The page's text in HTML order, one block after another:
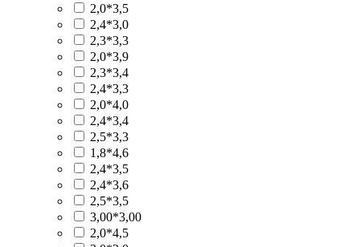
2,0*3,5
2,4*3,0
2,3*3,3
2,0*3,9
2,3*3,4
2,4*3,3
2,0*4,0
2,4*3,4
2,5*3,3
1,8*4,6
2,4*3,5
2,4*3,6
2,5*3,5
3,00*3,00
2,0*4,5